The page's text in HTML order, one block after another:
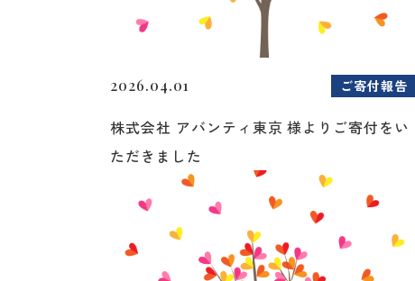
2026.04.01 ご寄付報告
株式会社 アバンティ東京 様よりご寄付をい
ただきました